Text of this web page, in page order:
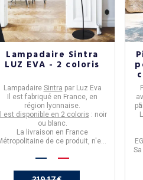
Lampadaire Sintra
LUZ EVA - 2 coloris
Lampadaire Sintra par Luz Eva
Il est fabriqué en France, en
région lyonnaise.
Il est disponible en 2 coloris : noir
ou blanc.
La livraison en France
de ce produit, n'est